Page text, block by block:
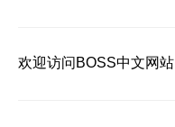
欢迎访问BOSS中文网站